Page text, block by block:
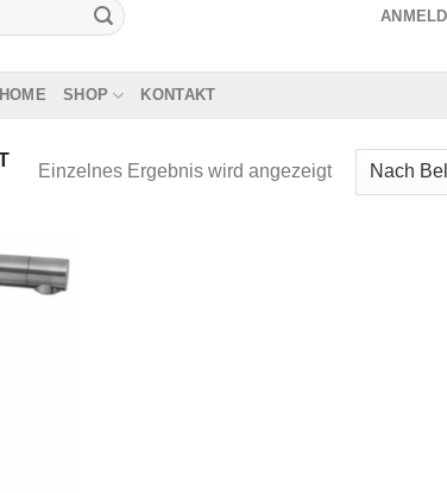
HOME SHOP KONTAKT
Einzelnes Ergebnis wird angezeigt